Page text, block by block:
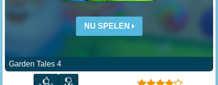
NU SPELEN
Garden Tales 4